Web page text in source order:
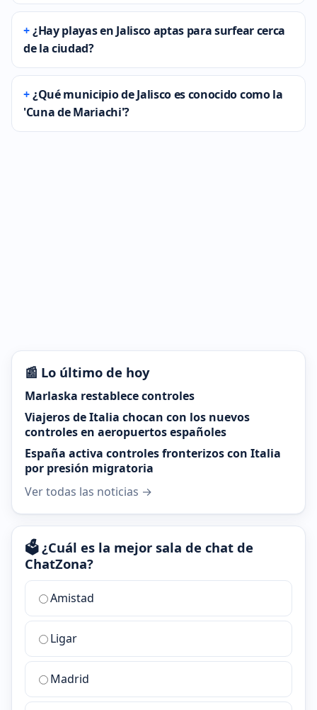
¿Hay playas en Jalisco aptas para surfear cerca
de la ciudad?
¿Qué municipio de Jalisco es conocido como la
'Cuna de Mariachi'?
📰 Lo último de hoy
Marlaska restablece controles
Viajeros de Italia chocan con los nuevos
controles en aeropuertos españoles
España activa controles fronterizos con Italia
por presión migratoria
Ver todas las noticias →
🗳️ ¿Cuál es la mejor sala de chat de
ChatZona?
¿Cuál
la
mejor
sala
chat
Amistad
Ligar
Madrid